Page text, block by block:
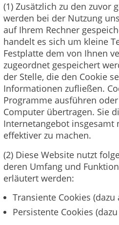
(1) Zusätzlich zu den zuvor
werden bei der Nutzung
auf Ihrem Rechner
handelt es sich um kleine
Festplatte dem von Ihnen
zugeordnet gespeichert
der Stelle, die den Cookie
Informationen zufließen.
Programme ausführen
Computer übertragen. Sie
Internetangebot
effektiver zu machen.
(2) Diese Website nutzt
deren Umfang und
erläutert werden:
Transiente Cookies (dazu
Persistente Cookies